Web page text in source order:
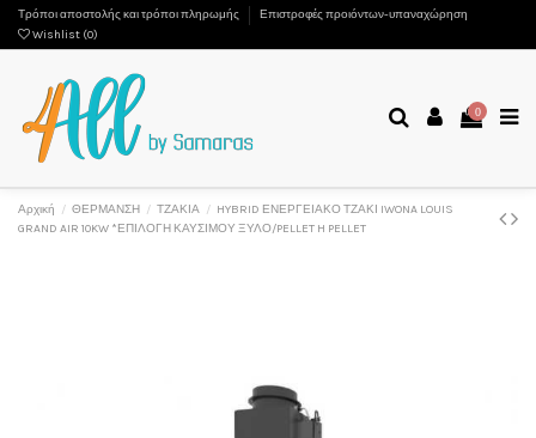
Τρόποι αποστολής και τρόποι πληρωμής
Επιστροφές προιόντων-υπαναχώρηση
Wishlist (0)
0
Αρχική ΘΕΡΜΑΝΣΗ ΤΖΑΚΙΑ
HYBRID ΕΝΕΡΓΕΙΑΚΟ ΤΖΑΚΙ IWONA LOUIS
GRAND AIR 10KW *ΕΠΙΛΟΓΗ ΚΑΥΣΙΜΟΥ ΞΥΛΟ/PELLET H PELLET